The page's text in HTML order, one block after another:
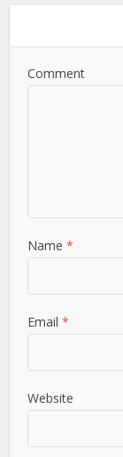
Comment
Name*
Email*
Website